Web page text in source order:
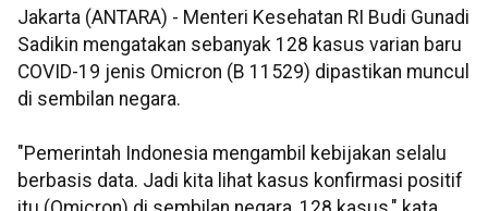
Jakarta (ANTARA) - Menteri Kesehatan RI Budi Gunadi
Sadikin mengatakan sebanyak 128 kasus varian baru
COVID-19 jenis Omicron (B 11529) dipastikan muncul
di sembilan negara.
"Pemerintah Indonesia mengambil kebijakan selalu
berbasis data. Jadi kita lihat kasus konfirmasi positif